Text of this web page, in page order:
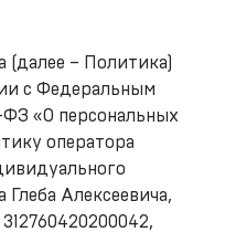
(далее – Политика)
с Федеральным
ФЗ «О персональных
оператора
Алексеевича,